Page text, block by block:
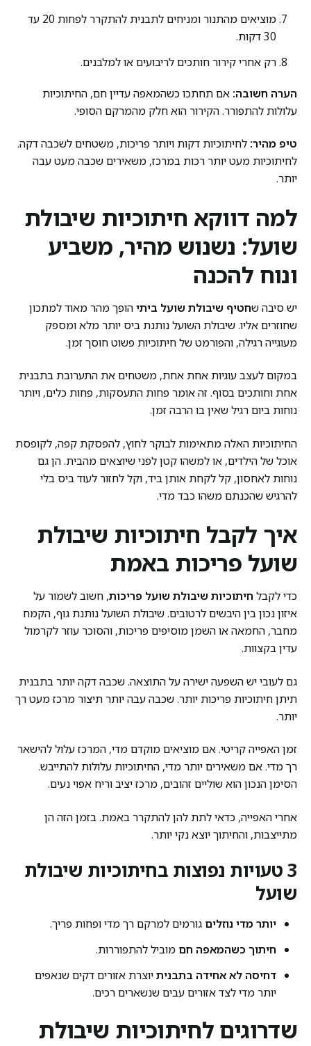
מוציאים מהתנור ומניחים לתבנית להתקרר לפחות 20 עד
30 דקות.
רק אחרי קירור חותכים לריבועים או למלבנים.
הערה חשובה: אם תחתכו כשהמאפה עדיין חם, החיתוכיות
עלולות להתפורר. הקירור הוא חלק מהמרקם הסופי.
טיפ מהיר: לחיתוכיות דקות ויותר פריכות, משטחים לשכבה דקה.
לחיתוכיות מעט יותר רכות במרכז, משאירים שכבה מעט עבה
יותר.
למה דווקא חיתוכיות שיבולת
שועל: נשנוש מהיר, משביע
ונוח להכנה
יש סיבה שחטיף שיבולת שועל ביתיהופך מהר מאוד למתכון
שחוזרים אליו. שיבולת השועל נותנת ביס יותר מלא ומספק
מעוגייה רגילה, והפורמט של חיתוכיות פשוט חוסך זמן.
במקום לעצב עוגיות אחת אחת, משטחים את התערובת בתבנית
אחת וחותכים בסוף. זה אומר פחות התעסקות, פחות כלים, ויותר
נוחות ביום רגיל שאין בו הרבה זמן.
החיתוכיות האלה מתאימות לבוקר לחוץ, להפסקת קפה, לקופסת
אוכל של הילדים, או למשהו קטן לפני שיוצאים מהבית. הן גם
נוחות לאחסון, קל לקחת אותן ביד, וקל לחזור לעוד ביס בלי
להרגיש שהכנתם משהו כבד מדי.
איך לקבל חיתוכיות שיבולת
שועל פריכות באמת
כדי לקבל חיתוכיות שיבולת שועל פריכות, חשוב לשמור על
איזון נכון בין היבשים לרטובים. שיבולת השועל נותנת גוף, הקמח
מחבר, החמאה או השמן מוסיפים פריכות, והסוכר עוזר לקרמול
עדין בקצוות.
גם לעובי יש השפעה ישירה על התוצאה. שכבה דקה יותר בתבנית
תיתן חיתוכיות פריכות יותר. שכבה עבה יותר תיצור מרכז מעט רך
יותר.
זמן האפייה קריטי. אם מוציאים מוקדם מדי, המרכז עלול להישאר
רך מדי. אם משאירים יותר מדי, החיתוכיות עלולות להתייבש.
הסימן הנכון הוא שוליים זהובים, מרכז יציב וריח אפוי נעים.
אחרי האפייה, כדאי לתת להן להתקרר באמת. בזמן הזה הן
מתייצבות, והחיתוך יוצא נקי יותר.
3 טעויות נפוצות בחיתוכיות שיבולת
שועל
יותר מדי נוזלים גורמים למרקם רך מדי ופחות פריך.
חיתוך כשהמאפה חם מוביל להתפוררות.
דחיסה לא אחידה בתבניתיוצרת אזורים דקים שנאפים
יותר מדי לצד אזורים עבים שנשארים רכים.
שדרוגים לחיתוכיות שיבולת